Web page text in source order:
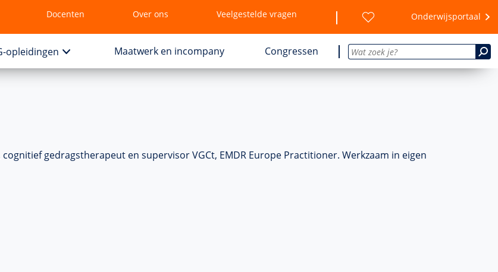
Docenten Over ons Veelgestelde vragen Onderwijsportaal
opleidingen Maatwerk en incompany Congressen
cognitief gedragstherapeut en supervisor VGCt, EMDR Europe Practitioner. Werkzaam in eigen